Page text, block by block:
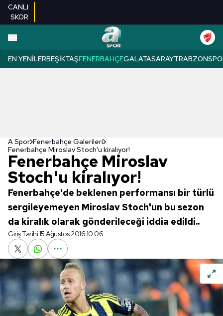
CANLI
SKOR
EN YENILERBEŞIKTAŞFENERBAHÇEGALATASARAY
A Spor Fenerbahçe Galerileri
Fenerbahçe Miroslav Stoch'u kiralıyor!
Fenerbahçe Miroslav
Stoch'u kiralıyor!
Fenerbahçe'de beklenen performansı bir türlü
sergileyemeyen Miroslav Stoch'un bu sezon
da kiralık olarak gönderileceği iddia edildi..
Giriş Tarihi:15 Ağustos 2016 10:06